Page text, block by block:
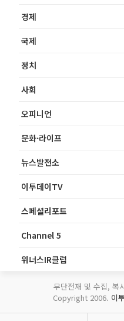
경제
국제
정치
사회
오피니언
문화·라이프
뉴스발전소
이투데이TV
스페셜리포트
Channel 5
위너스IR클럽
무단전재 및 수집, 복
Copyright 2006. 이